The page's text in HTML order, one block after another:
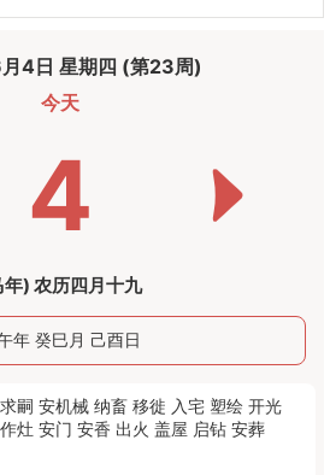
4日 星期四 (第23周)
今天
4
年) 农历四月十九
年 癸巳月 己酉日
求嗣 安机械 纳畜 移徙 入宅 塑绘 开光
作灶 安门 安香 出火 盖屋 启钻 安葬